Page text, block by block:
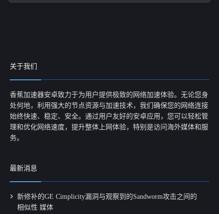
关于我们
香蕉加速器安卓致力于为用户提供极致的网络加速体验。无论您身
处何地，利用强大的节点资源与加速技术，我们确保您的网络连接
始终快速、稳定、安全。通过用户友好的安卓应用，您可以轻松管
理和优化网络速度，提升整体上网体验，特别是访问海外媒体和服
务。
最新消息
新修补的GE Cimplicity漏洞与观察到的Sandworm攻击之间的
相似性 媒体